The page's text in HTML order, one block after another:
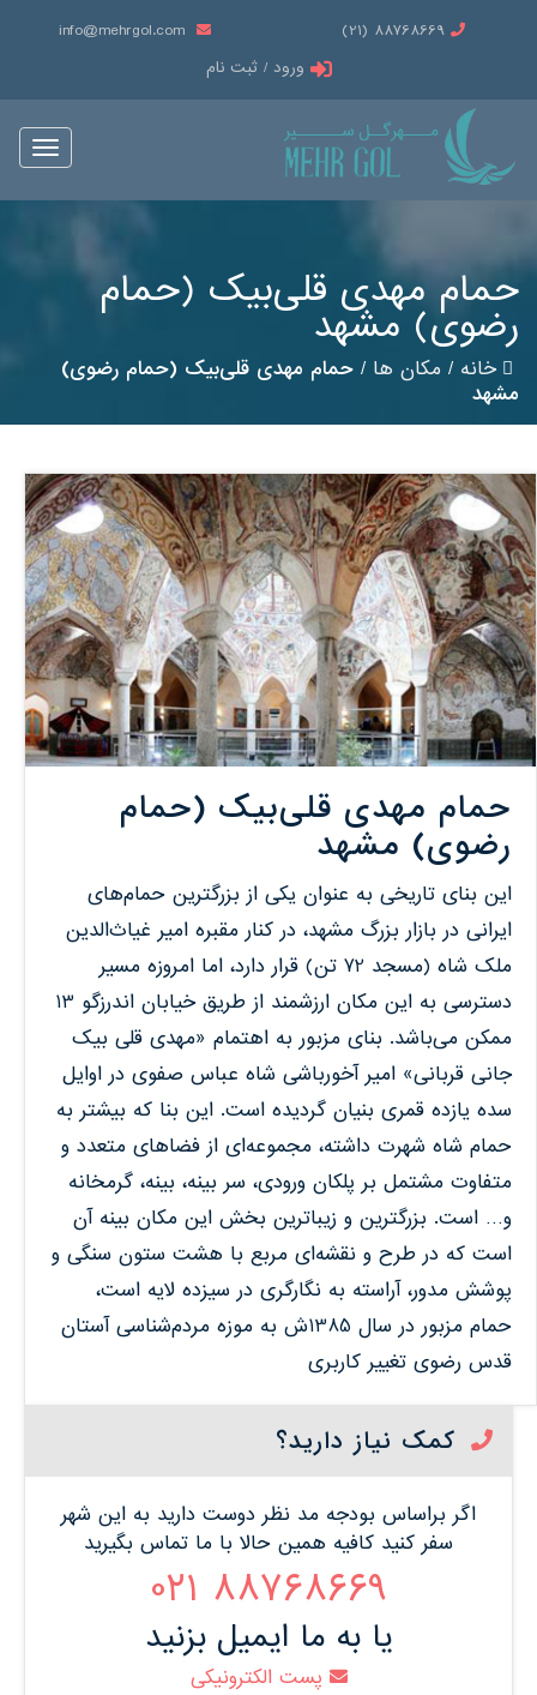
88768669 (21)
info@mehrgol.com
ورود / ثبت نام
Toggle
حمام مهدی قلی‌بیک (حمام
رضوی) مشهد
خانه/ مکان ها/ حمام مهدی قلی‌بیک (حمام رضوی)
مشهد
حمام مهدی قلی‌بیک (حمام
رضوی) مشهد
این بنای تاریخی به عنوان یکی از بزرگترین حمام‌های
ایرانی در بازار بزرگ مشهد، در کنار مقبره امیر غیاث‌الدین
ملک شاه (مسجد 72 تن) قرار دارد، اما امروزه مسیر
دسترسی به این مکان ارزشمند از طریق خیابان اندرزگو 13
ممکن می‌باشد. بنای مزبور به اهتمام «مهدی قلی بیک
جانی قربانی» امیر آخورباشی شاه عباس صفوی در اوایل
سده یازده قمری بنیان گردیده است. این بنا که بیشتر به
حمام شاه شهرت داشته، مجموعه‌‌ای از فضاهای متعدد و
متفاوت مشتمل بر پلکان ورودی، سر بینه، بینه، گرمخانه
و… است. بزرگترین و زیباترین بخش این مکان بینه آن
است که در طرح و نقشه‌ای مربع با هشت ستون سنگی و
پوشش مدور، آراسته به نگارگری در سیزده لایه است،
حمام مزبور در سال 1385ش به موزه مردم‌شناسی آستان
قدس رضوی تغییر کاربری
کمک نیاز دارید؟
اگر براساس بودجه مد نظر دوست دارید به این شهر
سفر کنید کافیه همین حالا با ما تماس بگیرید
88768669 021
یا به ما ایمیل بزنید
پست الکترونیکی